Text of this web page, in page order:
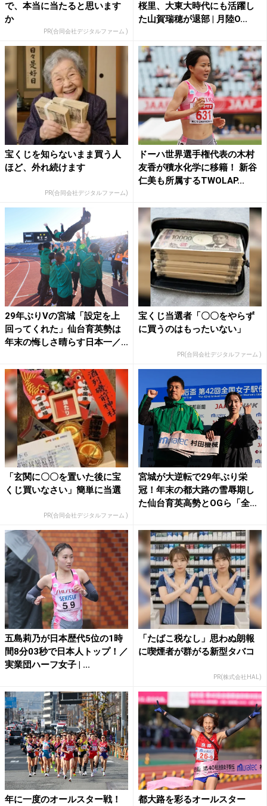
で、本当に当たると思います
か
PR(合同会社デジタルファーム )
桜里、大東大時代にも活躍し
た山賀瑞穂が退部 | 月陸O...
宝くじを知らないまま買う人
ほど、外れ続けます
PR(合同会社デジタルファーム)
ドーハ世界選手権代表の木村
友香が積水化学に移籍！ 新谷
仁美も所属するTWOLAP...
29年ぶりVの宮城「設定を上
回ってくれた」仙台育英勢は
年末の悔しさ晴らす日本一／...
宝くじ当選者「〇〇をやらず
に買うのはもったいない」
PR(合同会社デジタルファーム )
「玄関に〇〇を置いた後に宝
くじ買いなさい」簡単に当選
PR(合同会社デジタルファーム )
宮城が大逆転で29年ぶり栄
冠！年末の都大路の雪辱期し
た仙台育英高勢とOGら「全
五島莉乃が日本歴代5位の1時
間8分03秒で日本人トップ！／
実業団ハーフ女子 | ...
「たばこ税なし」思わぬ朗報
に喫煙者が群がる新型タバコ
PR(株式会社HAL)
年に一度のオールスター戦！
都大路を彩るオールスター